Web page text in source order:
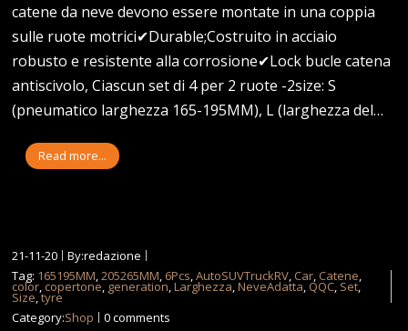
catene da neve devono essere montate in una coppia
sulle ruote motrici✔Durable;Costruito in acciaio
robusto e resistente alla corrosione✔Lock bucle catena
antiscivolo, Ciascun set di 4 per 2 ruote -2size: S
(pneumatico larghezza 165-195MM), L (larghezza del…
Read more...
21-11-20
By:redazione
Tag: 165195MM,205265MM, 6Pcs,AutoSUVTruckRV, Car, Catene,
color, copertone, generation,Larghezza,NeveAdatta, QQC, Set,
Size,tyre
Category:Shop 0 comments